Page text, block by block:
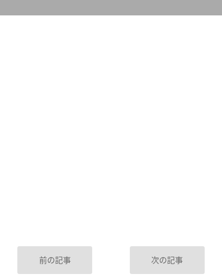
前の記事 次の記事